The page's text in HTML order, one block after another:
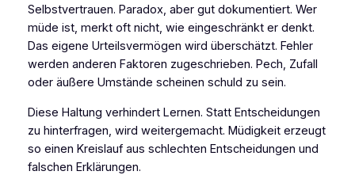
Selbstvertrauen. Paradox, aber gut dokumentiert. Wer
müde ist, merkt oft nicht, wie eingeschränkt er denkt.
Das eigene Urteilsvermögen wird überschätzt. Fehler
werden anderen Faktoren zugeschrieben. Pech, Zufall
oder äußere Umstände scheinen schuld zu sein.
Diese Haltung verhindert Lernen. Statt Entscheidungen
zu hinterfragen, wird weitergemacht. Müdigkeit erzeugt
so einen Kreislauf aus schlechten Entscheidungen und
falschen Erklärungen.